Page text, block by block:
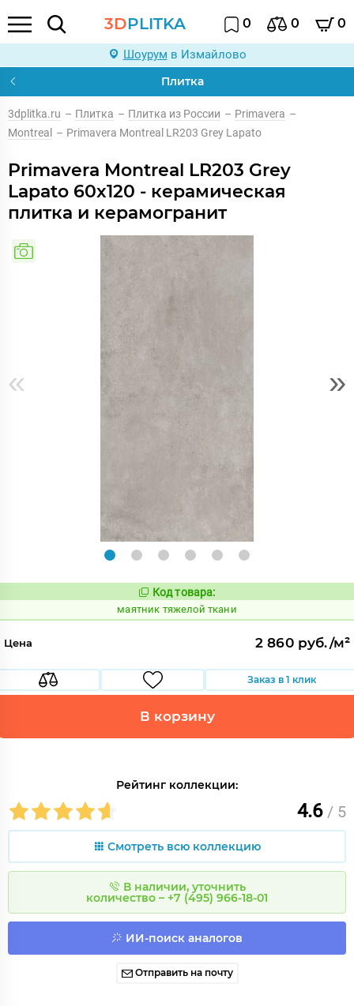
3DPLITKA 0 0 0
Шоурум в Измайлово
Плитка
3dplitka.ru – Плитка – Плитка из России – Primavera –
Montreal
– Primavera Montreal LR203 Grey Lapato
Primavera Montreal LR203 Grey
Lapato 60x120 - керамическая
плитка и керамогранит
« »
Код:
935355
Код товара:
маятник тяжелой ткани
Цена 2 860 руб./м²
Заказ в 1 клик
В корзину
Рейтинг коллекции:
4.6 / 5
Смотреть всю коллекцию
В наличии, уточнить
количество – +7 (495) 966-18-01
ИИ-поиск аналогов
Отправить на почту